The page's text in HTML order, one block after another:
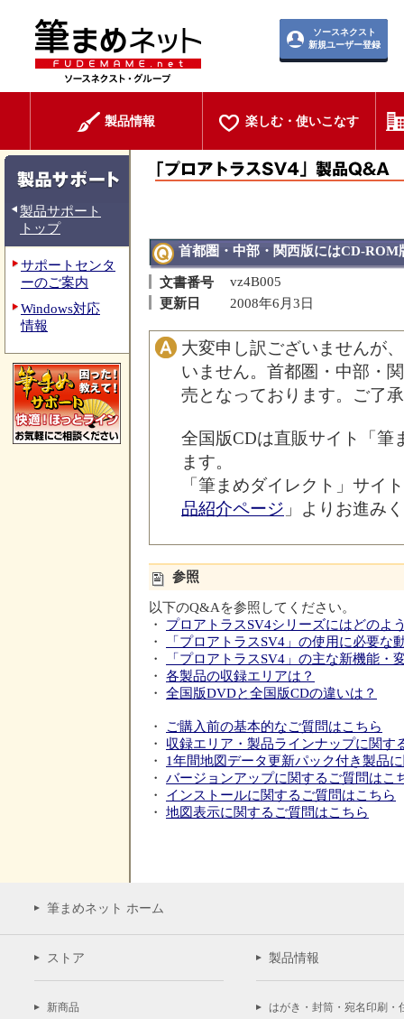
ソースネクスト
新規ユーザー登録
製品情報 楽しむ・使いこなす
製品サポート
トップ
サポートセンタ
ーのご案内
Windows対応
情報
首都圏・中部・関西版にはCD-ROM
文書番号
vz4B005
更新日
2008年6月3日
大変申し訳ございませんが
いません。首都圏・中部・
売となっております。ご了
全国版CDは直販サイト「筆
ます。
「筆まめダイレクト」サイ
品紹介ページ 」よりお進み
参照
以下のQ&Aを参照してください。
・ プロアトラスSV4シリーズにはどのよ
・
「プロアトラスSV4」の使用に必要な
・
「プロアトラスSV4」の主な新機能・
・ 各製品の収録エリアは？
・ 全国版DVDと全国版CDの違いは？
・
ご購入前の基本的なご質問はこちら
・ 収録エリア・製品ラインナップに関す
・ 1年間地図データ更新パック付き製品
・ バージョンアップに関するご質問はこ
・ インストールに関するご質問はこちら
・ 地図表示に関するご質問はこちら
筆まめネット ホーム
ストア
新商品
製品情報
はがき・封筒・宛名印刷・